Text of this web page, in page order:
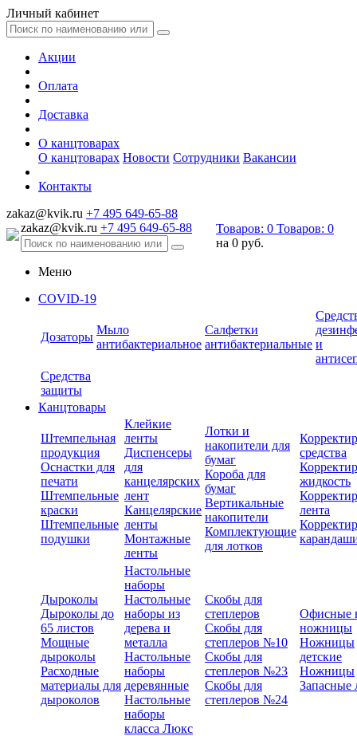
Личный кабинет
Акции
Оплата
Доставка
О канцтоварах
О канцтоварах Новости Сотрудники Вакансии
Контакты
zakaz@kvik.ru +7 495 649-65-88
zakaz@kvik.ru +7 495 649-65-88 Товаров: 0 Товаров: 0
на 0 руб.
Меню
COVID-19
Дозаторы
Мыло
антибактериальное
Салфетки
антибактериальные и
Средства
защиты
Канцтовары
Штемпельная
продукция
Оснастки для
печати
Штемпельные
краски
Штемпельные
подушки
Клейкие
ленты
Диспенсеры
для
канцелярских
лент
Канцелярские
ленты
Монтажные
ленты
Лотки и
накопители для
бумаг
Короба для
бумаг
Вертикальные
накопители
Комплектующие
для лотков
средства
жидкость
лента
Дыроколы
Дыроколы до
65 листов
Мощные
дыроколы
Расходные
материалы для
дыроколов
Настольные
наборы
Настольные
наборы из
дерева и
металла
Настольные
наборы
деревянные
Настольные
наборы
класса Люкс
Скобы для
степлеров
Скобы для
степлеров №10
Скобы для
степлеров №23
Скобы для
степлеров №24
Офисные
ножницы
Ножницы
детские
Ножницы
Запасные